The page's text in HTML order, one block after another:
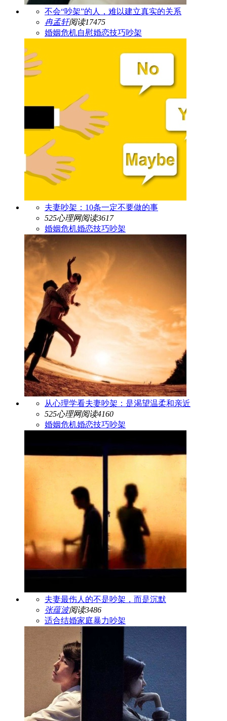
不会“吵架”的人，难以建立真实的关系
冉孟轩阅读17475
婚姻危机自慰婚恋技巧吵架
夫妻吵架：10条一定不要做的事
525心理网阅读3617
婚姻危机婚恋技巧吵架
从心理学看夫妻吵架：是渴望温柔和亲近
525心理网阅读4160
婚姻危机婚恋技巧吵架
夫妻最伤人的不是吵架，而是沉默
张蕴波阅读3486
适合结婚家庭暴力吵架